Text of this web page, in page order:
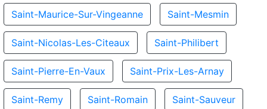
Saint-Maurice-Sur-Vingeanne Saint-Mesmin
Saint-Nicolas-Les-Citeaux Saint-Philibert
Saint-Pierre-En-Vaux Saint-Prix-Les-Arnay
Saint-Remy Saint-Romain Saint-Sauveur